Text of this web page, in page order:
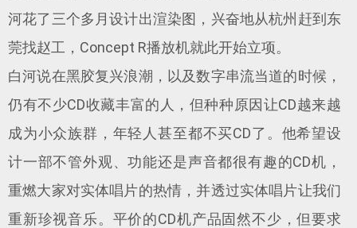
河花了三个多月设计出渲染图，兴奋地从杭州赶到东
莞找赵工，Concept R播放机就此开始立项。
白河说在黑胶复兴浪潮，以及数字串流当道的时候，
仍有不少CD收藏丰富的人，但种种原因让CD越来越
成为小众族群，年轻人甚至都不买CD了。他希望设
计一部不管外观、功能还是声音都很有趣的CD机，
重燃大家对实体唱片的热情，并透过实体唱片让我们
重新珍视音乐。平价的CD机产品固然不少，但要求